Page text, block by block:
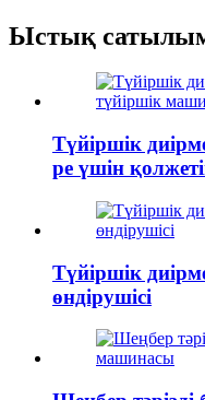
Ыстық
Түйіршік
pe үшін
Түйіршік
өндірушісі